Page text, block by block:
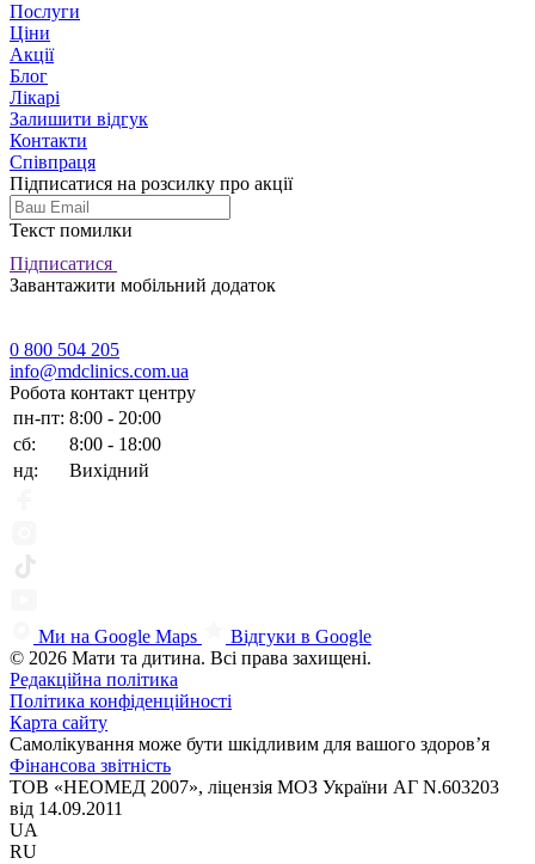
Послуги
Ціни
Акції
Блог
Лікарі
Залишити відгук
Контакти
Співпраця
Підписатися на розсилку про акції
Текст помилки
Підписатися
Завантажити мобільний додаток
0 800 504 205
info@mdclinics.com.ua
Робота контакт центру
пн-пт: 8:00 - 20:00
сб:
8:00 - 18:00
нд:
Вихідний
Ми на Google Maps
Відгуки в Google
© 2026 Мати та дитина. Всі права захищені.
Редакційна політика
Політика конфіденційності
Карта сайту
Самолікування може бути шкідливим для вашого здоров’я
Фінансова звітність
ТОВ «НЕОМЕД 2007», ліцензія МОЗ України АГ N.603203
від 14.09.2011
UA
RU